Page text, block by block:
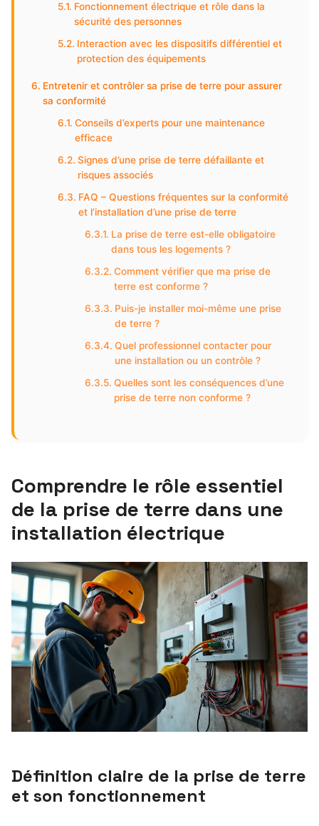
Fonctionnement électrique et rôle dans la
sécurité des personnes
Interaction avec les dispositifs différentiel et
protection des équipements
Entretenir et contrôler sa prise de terre pour assurer
sa conformité
Conseils d’experts pour une maintenance
efficace
Signes d’une prise de terre défaillante et
risques associés
FAQ – Questions fréquentes sur la conformité
et l’installation d’une prise de terre
La prise de terre est-elle obligatoire
dans tous les logements ?
Comment vérifier que ma prise de
terre est conforme ?
Puis-je installer moi-même une prise
de terre ?
Quel professionnel contacter pour
une installation ou un contrôle ?
Quelles sont les conséquences d’une
prise de terre non conforme ?
Comprendre le rôle essentiel
de la prise de terre dans une
installation électrique
Définition claire de la prise de terre
et son fonctionnement